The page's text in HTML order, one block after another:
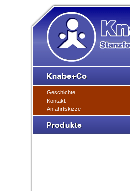
Geschichte
Kontakt
Anfahrtskizze